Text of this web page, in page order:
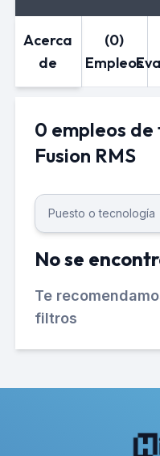
Acerca
de
(0)
Empleos
0 empleos
Fusion RMS
No se
Te
filtros